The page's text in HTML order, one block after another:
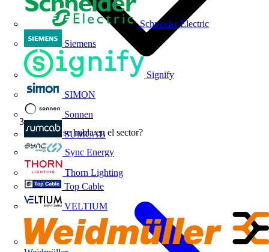
Schneider Electric
Siemens
Signify
SIMON
Sonnen
SUMCAB
Sync Energy
Thorn Lighting
Top Cable
VELTIUM
¿De qué se habla en el sector?